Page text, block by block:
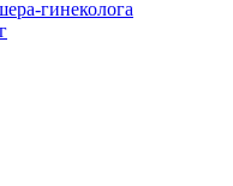
гинеколога